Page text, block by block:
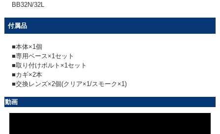
BB32N/32L
付属品
■本体×1個
■専用ベース×1セット
■取り付けボルト×1セット
■カギ×2本
■交換レンズ×2個(クリア×1/スモーク×1)
動画